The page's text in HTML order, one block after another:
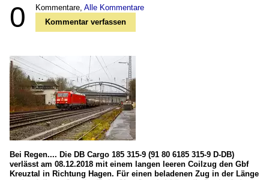
0 Kommentare, Alle Kommentare
Kommentar verfassen
Bei Regen.... Die DB Cargo 185 315-9 (91 80 6185 315-9 D-DB)
verlässt am 08.12.2018 mit einem langen leeren Coilzug den Gbf
Kreuztal in Richtung Hagen. Für einen beladenen Zug in der Länge